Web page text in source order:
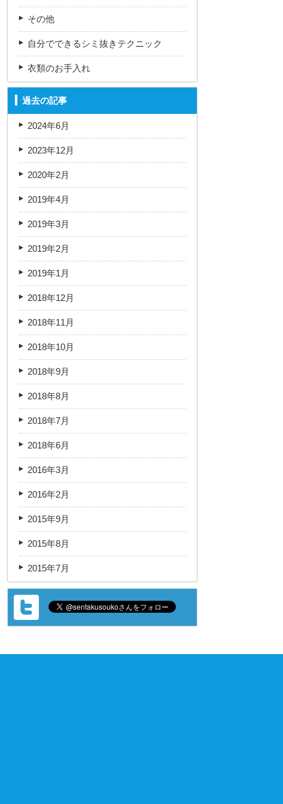
その他
自分でできるシミ抜きテクニック
衣類のお手入れ
過去の記事
2024年6月
2023年12月
2020年2月
2019年4月
2019年3月
2019年2月
2019年1月
2018年12月
2018年11月
2018年10月
2018年9月
2018年8月
2018年7月
2018年6月
2016年3月
2016年2月
2015年9月
2015年8月
2015年7月